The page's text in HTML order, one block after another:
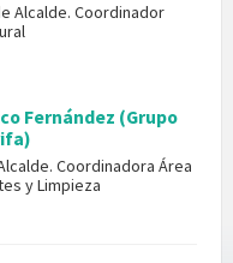
Alcalde. Coordinador
Fernández (Grupo
Coordinadora Área
y Limpieza